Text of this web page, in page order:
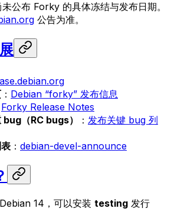
公布 Forky 的具体冻结与发布日期。
公告为准。
： Debian “forky” 发布信息
Forky Release Notes
（RC bugs）
： 发布关键 bug 列
： debian-devel-announce
14，可以安装 testing 发行